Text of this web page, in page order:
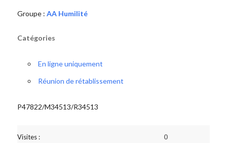
Groupe : AA Humilité
Catégories
En ligne uniquement
Réunion de rétablissement
P47822/M34513/R34513
Visites : 0